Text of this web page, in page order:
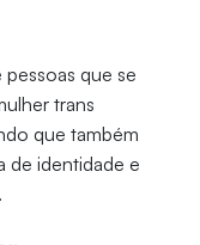
que se
trans
que também
de identidade e